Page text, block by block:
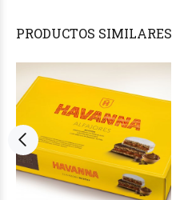
PRODUCTOS SIMILARES